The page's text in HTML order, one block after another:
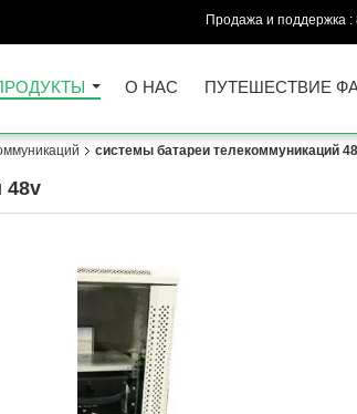
Продажа и поддержка :
О НАС ПУТЕШЕСТВИЕ
системы батареи телекоммуникаций
48v